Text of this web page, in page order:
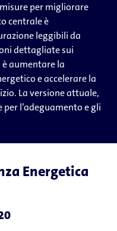
per migliorare
centrale è
leggibili da
dettagliate sui
aumentare la
e accelerare la
La versione attuale,
per l’adeguamento e gli
Energetica